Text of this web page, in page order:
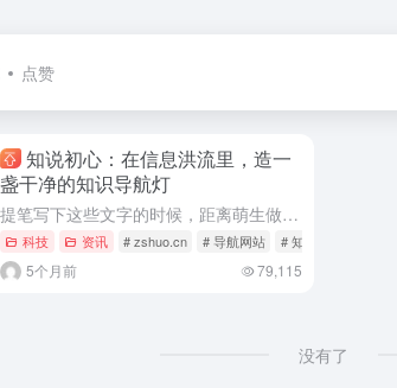
点赞
知说初心：在信息洪流里，造一
盏干净的知识导航灯
提笔写下这些文字的时候，距离萌生做「知说」这个小小的导航网站，已经过去了整整四年。2019年的互联网，和如今一样热闹，却也藏着太多让人疲惫的喧嚣，而知说的诞生，从来不是为了追赶风口，也不是为了打造所谓...
科技 资讯 # zshuo.cn # 导航网站 # 知识导航
5个月前 79,115
没有了